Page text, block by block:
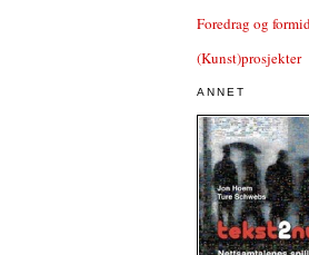
Foredrag og
(Kunst)prosjekter
ANNET